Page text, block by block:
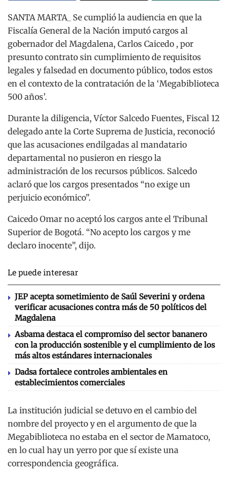
SANTA MARTA_ Se cumplió la audiencia en que la
Fiscalía General de la Nación imputó cargos al
gobernador del Magdalena, Carlos Caicedo , por
presunto contrato sin cumplimiento de requisitos
legales y falsedad en documento público, todos estos
en el contexto de la contratación de la ‘Megabiblioteca
500 años’.
Durante la diligencia, Víctor Salcedo Fuentes, Fiscal 12
delegado ante la Corte Suprema de Justicia, reconoció
que las acusaciones endilgadas al mandatario
departamental no pusieron en riesgo la
administración de los recursos públicos. Salcedo
aclaró que los cargos presentados “no exige un
perjuicio económico”.
Caicedo Omar no aceptó los cargos ante el Tribunal
Superior de Bogotá. “No acepto los cargos y me
declaro inocente”, dijo.
Le puede interesar
JEP acepta sometimiento de Saúl Severini y ordena
verificar acusaciones contra más de 50 políticos del
Magdalena
Asbama destaca el compromiso del sector bananero
con la producción sostenible y el cumplimiento de los
más altos estándares internacionales
Dadsa fortalece controles ambientales en
establecimientos comerciales
La institución judicial se detuvo en el cambio del
nombre del proyecto y en el argumento de que la
Megabiblioteca no estaba en el sector de Mamatoco,
en lo cual hay un yerro por que sí existe una
correspondencia geográfica.